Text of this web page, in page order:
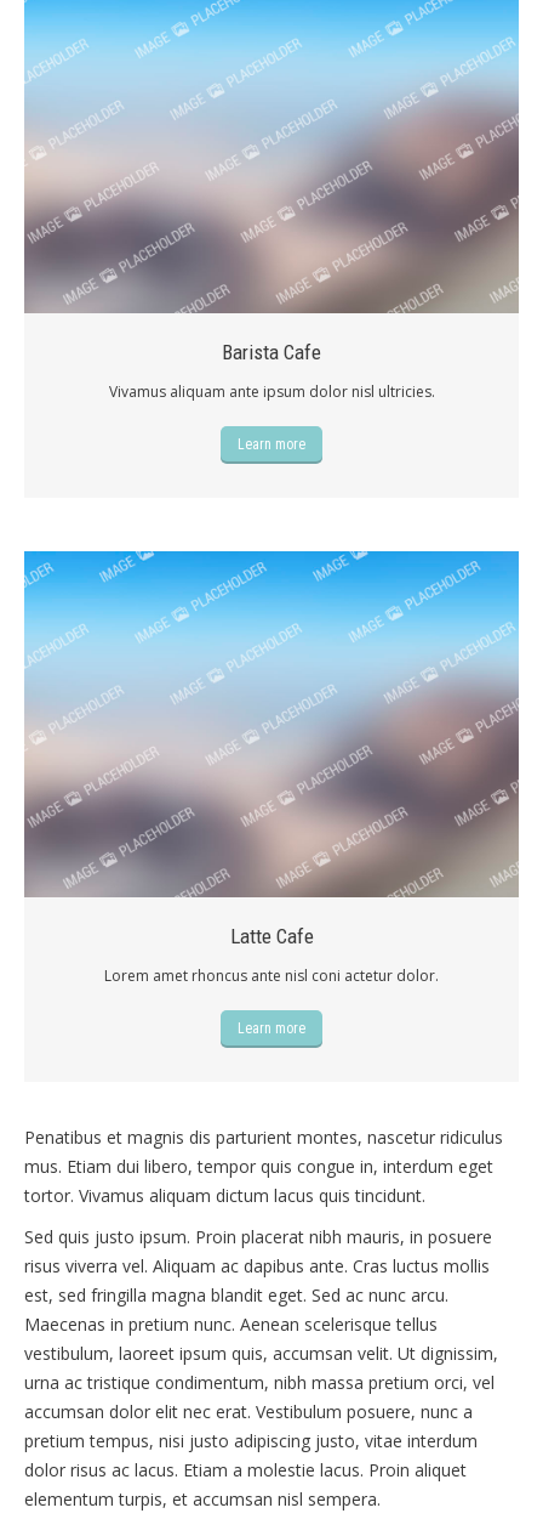
Barista Cafe
Vivamus aliquam ante ipsum dolor nisl ultricies.
Learn more
Latte Cafe
Lorem amet rhoncus ante nisl coni actetur dolor.
Learn more
Penatibus et magnis dis parturient montes, nascetur ridiculus
mus. Etiam dui libero, tempor quis congue in, interdum eget
tortor. Vivamus aliquam dictum lacus quis tincidunt.
Sed quis justo ipsum. Proin placerat nibh mauris, in posuere
risus viverra vel. Aliquam ac dapibus ante. Cras luctus mollis
est, sed fringilla magna blandit eget. Sed ac nunc arcu.
Maecenas in pretium nunc. Aenean scelerisque tellus
vestibulum, laoreet ipsum quis, accumsan velit. Ut dignissim,
urna ac tristique condimentum, nibh massa pretium orci, vel
accumsan dolor elit nec erat. Vestibulum posuere, nunc a
pretium tempus, nisi justo adipiscing justo, vitae interdum
dolor risus ac lacus. Etiam a molestie lacus. Proin aliquet
elementum turpis, et accumsan nisl sempera.